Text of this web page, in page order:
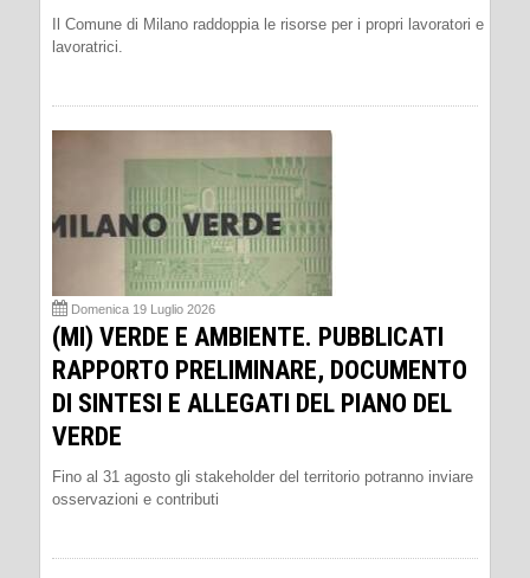
Il Comune di Milano raddoppia le risorse per i propri lavoratori e
lavoratrici.
Domenica 19 Luglio 2026
(MI) VERDE E AMBIENTE. PUBBLICATI
RAPPORTO PRELIMINARE, DOCUMENTO
DI SINTESI E ALLEGATI DEL PIANO DEL
VERDE
Fino al 31 agosto gli stakeholder del territorio potranno inviare
osservazioni e contributi